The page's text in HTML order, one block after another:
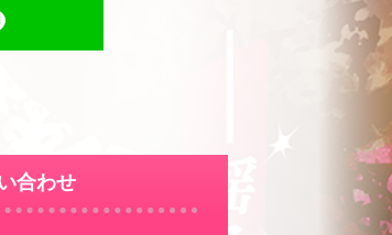
合わせ